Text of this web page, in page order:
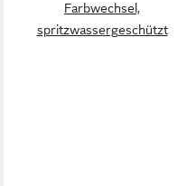
Farbwechsel,
spritzwassergeschützt